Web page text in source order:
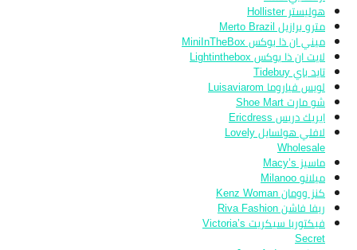
هوليستر Hollister
مترو برازيل Merto Brazil
ميني ان ذا بوكس MiniInTheBox
لايت ان ذا بوكس Lightinthebox
تايد باي Tidebuy
لويس فياروما Luisaviarom
شو مارت Shoe Mart
ايريك دريس Ericdress
لافلي هولسايل Lovely
Wholesale
ماسيز Macy’s
ميلانو Milanoo
كنز وومان Kenz Woman
ريفا فاشن Riva Fashion
فيكتوريا سيكريت Victoria’s
Secret